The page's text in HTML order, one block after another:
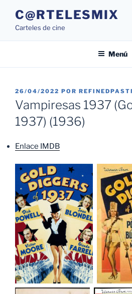
contenido
C@RTELESMIX
Carteles de cine
Menú
PUBLICADO
EL
26/04/2022 POR
Vampiresas 1937
1937) (1936)
Enlace IMDB